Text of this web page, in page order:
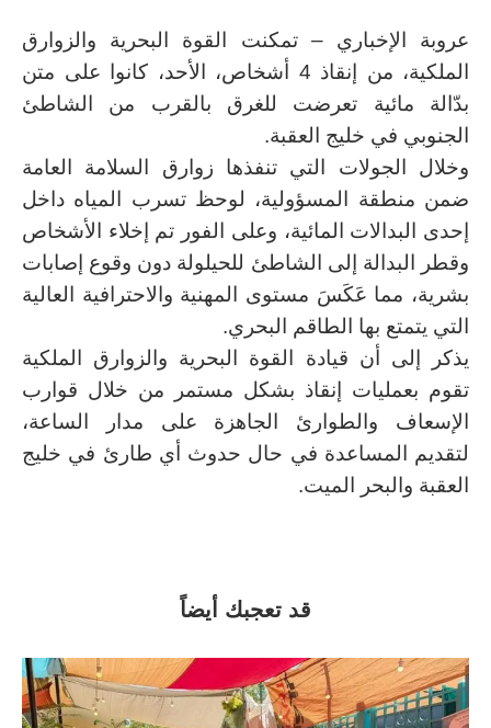
عروبة الإخباري – تمكنت القوة البحرية والزوارق
الملكية، من إنقاذ 4 أشخاص، الأحد، كانوا على متن
بدّالة مائية تعرضت للغرق بالقرب من الشاطئ
الجنوبي في خليج العقبة.
وخلال الجولات التي تنفذها زوارق السلامة العامة
ضمن منطقة المسؤولية، لوحظ تسرب المياه داخل
إحدى البدالات المائية، وعلى الفور تم إخلاء الأشخاص
وقطر البدالة إلى الشاطئ للحيلولة دون وقوع إصابات
بشرية، مما عَكَسَ مستوى المهنية والاحترافية العالية
التي يتمتع بها الطاقم البحري.
يذكر إلى أن قيادة القوة البحرية والزوارق الملكية
تقوم بعمليات إنقاذ بشكل مستمر من خلال قوارب
الإسعاف والطوارئ الجاهزة على مدار الساعة،
لتقديم المساعدة في حال حدوث أي طارئ في خليج
العقبة والبحر الميت.
قد تعجبك أيضاً